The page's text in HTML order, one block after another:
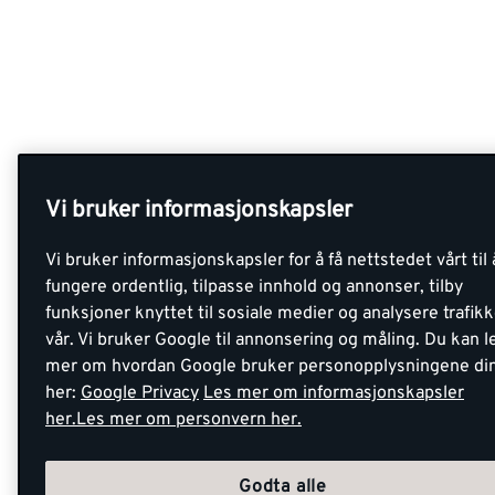
Vi bruker informasjonskapsler
Vi bruker informasjonskapsler for å få nettstedet vårt til
fungere ordentlig, tilpasse innhold og annonser, tilby
funksjoner knyttet til sosiale medier og analysere
vår. Vi bruker Google til annonsering og måling. Du kan
mer om hvordan Google bruker personopplysningene
her: Google Privacy Les mer om informasjonskapsler
her.Les mer om personvern her.
Godta alle